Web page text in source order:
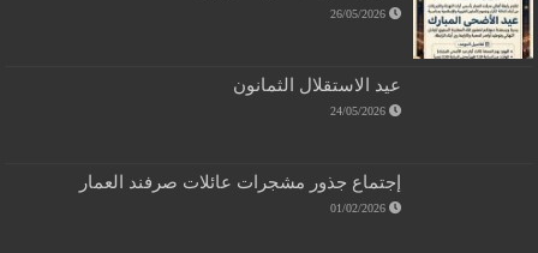
26/05/2026
عيد الاستقلال الثمانون
24/05/2026
إجتماع جذور مشجرات عائلات صرفند العمار
01/02/2026